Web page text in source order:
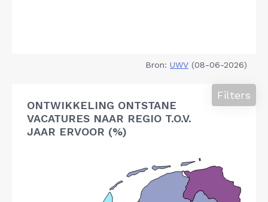
Bron: UWV (08-06-2026)
ONTWIKKELING ONTSTANE
VACATURES NAAR REGIO T.O.V.
JAAR ERVOOR (%)
Filters